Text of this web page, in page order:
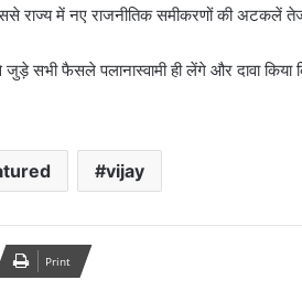
राज्य में नए राजनीतिक समीकरणों की अटकलें
सभी फैसले पलानास्वामी ही लेंगे और दावा किया
vijay
Print